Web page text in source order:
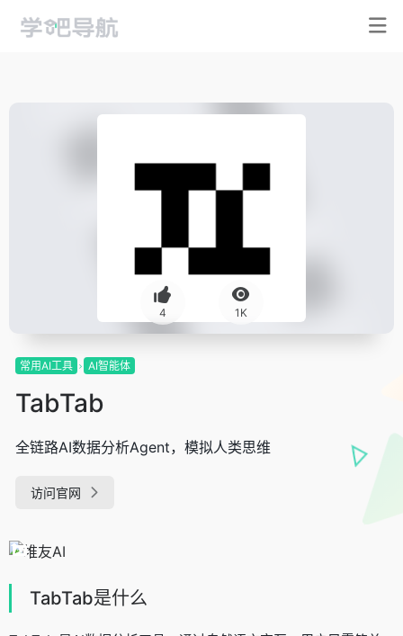
4 1K
常用AI工具 AI智能体
TabTab
全链路AI数据分析Agent，模拟人类思维
访问官网
TabTab是什么